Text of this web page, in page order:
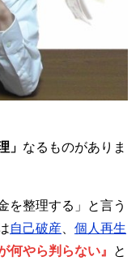
」 なるものがありま
を整理する」と言う
自己破産
個人再生
何やら判らない』
と